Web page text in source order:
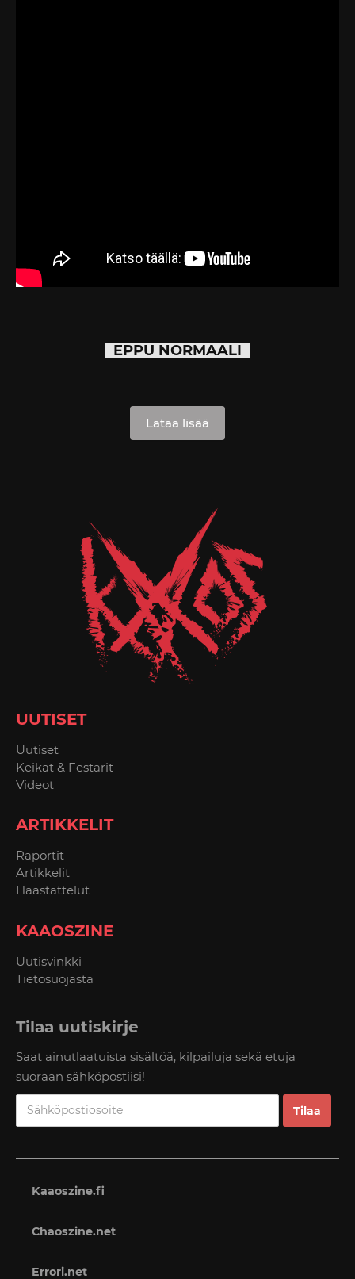
EPPU NORMAALI
Lataa lisää
UUTISET
Uutiset
Keikat & Festarit
Videot
ARTIKKELIT
Raportit
Artikkelit
Haastattelut
KAAOSZINE
Uutisvinkki
Tietosuojasta
Tilaa uutiskirje
Saat ainutlaatuista sisältöä, kilpailuja sekä etuja
suoraan sähköpostiisi!
Kaaoszine.fi
Chaoszine.net
Errori.net